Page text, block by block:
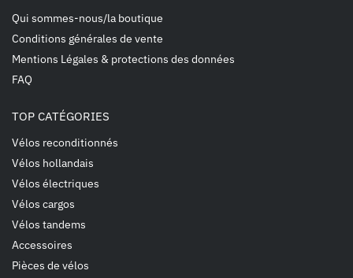
Qui sommes-nous/la boutique
Conditions générales de vente
Mentions Légales & protections des données
FAQ
TOP CATÉGORIES
Vélos reconditionnés
Vélos hollandais
Vélos électriques
Vélos cargos
Vélos tandems
Accessoires
Pièces de vélos